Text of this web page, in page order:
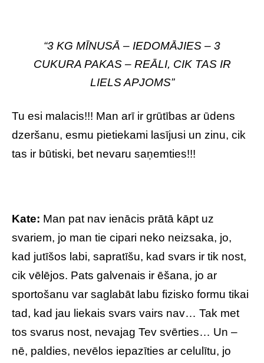
“3 KG MĪNUSĀ – IEDOMĀJIES – 3
CUKURA PAKAS – REĀLI, CIK TAS IR
LIELS APJOMS”
Tu esi malacis!!! Man arī ir grūtības ar ūdens
dzeršanu, esmu pietiekami lasījusi un zinu, cik
tas ir būtiski, bet nevaru saņemties!!!
Kate: Man pat nav ienācis prātā kāpt uz
svariem, jo man tie cipari neko neizsaka, jo,
kad jutīšos labi, sapratīšu, kad svars ir tik nost,
cik vēlējos. Pats galvenais ir ēšana, jo ar
sportošanu var saglabāt labu fizisko formu tikai
tad, kad jau liekais svars vairs nav… Tak met
tos svarus nost, nevajag Tev svērties… Un –
nē, paldies, nevēlos iepazīties ar celulītu, jo